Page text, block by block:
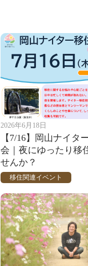
2026年6月18日
【7/16】岡山ナイタ
会｜夜にゆったり移
せんか？
移住関連イベント